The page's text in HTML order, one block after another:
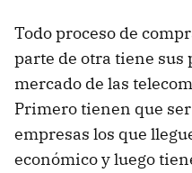
Todo proceso de
parte de otra tiene sus
mercado de las
Primero tienen que
empresas los que
económico y luego